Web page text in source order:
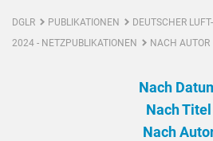
DGLR PUBLIKATIONEN
DEUTSCHER
2024 - NETZPUBLIKATIONEN
NACH AUTOR
Nach
Nach Titel
Nach